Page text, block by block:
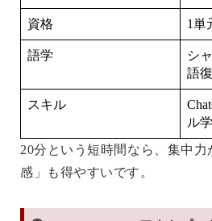
資格 1単
語学
シ
語
スキル
ル
20分という短時間なら、集中
感」も得やすいです。